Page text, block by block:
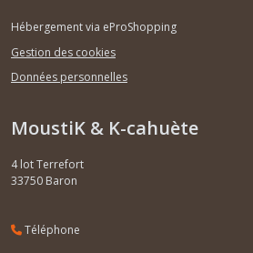
Hébergement via eProShopping
Gestion des cookies
Données personnelles
MoustiK & K-cahuète
4 lot Terrefort
33750 Baron
Téléphone